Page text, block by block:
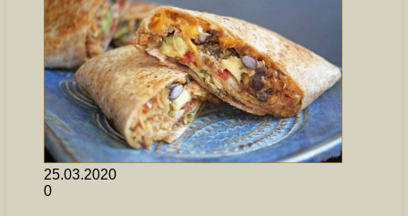
25.03.2020
0